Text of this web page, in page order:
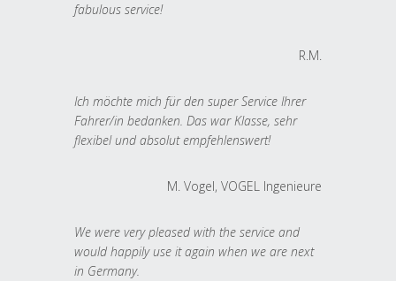
fabulous service!
R.M.
Ich möchte mich für den super Service Ihrer
Fahrer/in bedanken. Das war Klasse, sehr
flexibel und absolut empfehlenswert!
M. Vogel, VOGEL Ingenieure
We were very pleased with the service and
would happily use it again when we are next
in Germany.